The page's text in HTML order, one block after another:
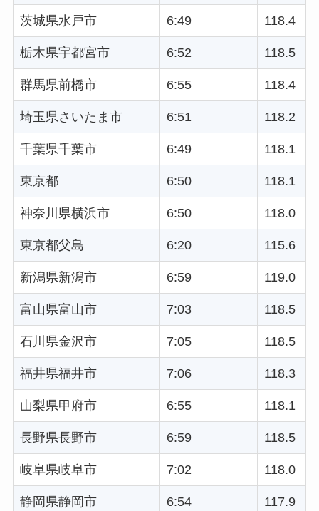
茨城県水戸市 6:49 118.4
栃木県宇都宮市 6:52 118.5
群馬県前橋市 6:55 118.4
埼玉県さいたま市 6:51 118.2
千葉県千葉市 6:49 118.1
東京都 6:50 118.1
神奈川県横浜市 6:50 118.0
東京都父島 6:20 115.6
新潟県新潟市 6:59 119.0
富山県富山市 7:03 118.5
石川県金沢市 7:05 118.5
福井県福井市 7:06 118.3
山梨県甲府市 6:55 118.1
長野県長野市 6:59 118.5
岐阜県岐阜市 7:02 118.0
静岡県静岡市 6:54 117.9